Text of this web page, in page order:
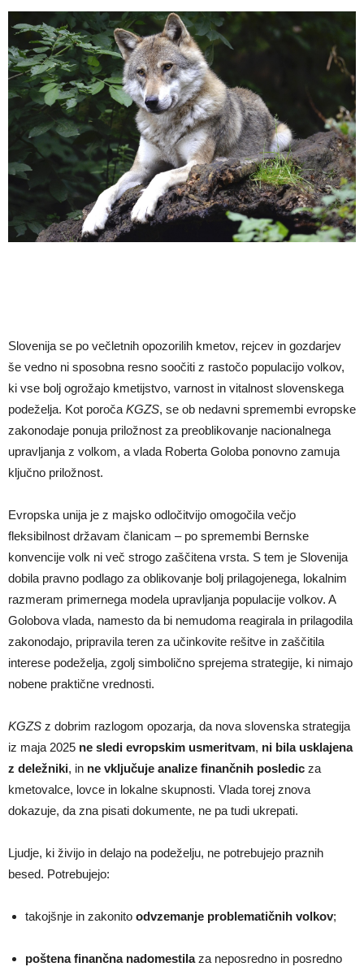
Slovenija se po večletnih opozorilih kmetov, rejcev in gozdarjev
še vedno ni sposobna resno soočiti z rastočo populacijo volkov,
ki vse bolj ogrožajo kmetijstvo, varnost in vitalnost slovenskega
podeželja. Kot poroča KGZS, se ob nedavni spremembi evropske
zakonodaje ponuja priložnost za preoblikovanje nacionalnega
upravljanja z volkom, a vlada Roberta Goloba ponovno zamuja
ključno priložnost.
Evropska unija je z majsko odločitvijo omogočila večjo
fleksibilnost državam članicam – po spremembi Bernske
konvencije volk ni več strogo zaščitena vrsta. S tem je Slovenija
dobila pravno podlago za oblikovanje bolj prilagojenega, lokalnim
razmeram primernega modela upravljanja populacije volkov. A
Golobova vlada, namesto da bi nemudoma reagirala in prilagodila
zakonodajo, pripravila teren za učinkovite rešitve in zaščitila
interese podeželja, zgolj simbolično sprejema strategije, ki nimajo
nobene praktične vrednosti.
KGZS z dobrim razlogom opozarja, da nova slovenska strategija
iz maja 2025 ne sledi evropskim usmeritvam, ni bila usklajena
z deležniki, in ne vključuje analize finančnih posledic za
kmetovalce, lovce in lokalne skupnosti. Vlada torej znova
dokazuje, da zna pisati dokumente, ne pa tudi ukrepati.
Ljudje, ki živijo in delajo na podeželju, ne potrebujejo praznih
besed. Potrebujejo:
takojšnje in zakonito odvzemanje problematičnih volkov;
poštena finančna nadomestilaza neposredno in posredno